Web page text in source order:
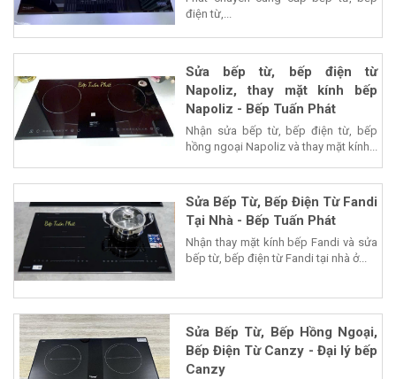
điện từ,...
Sửa bếp từ, bếp điện từ
Napoliz, thay mặt kính bếp
Napoliz - Bếp Tuấn Phát
Nhận sửa bếp từ, bếp điện từ, bếp
hồng ngoại Napoliz và thay mặt kính...
Sửa Bếp Từ, Bếp Điện Từ Fandi
Tại Nhà - Bếp Tuấn Phát
Nhận thay mặt kính bếp Fandi và sửa
bếp từ, bếp điện từ Fandi tại nhà ở...
Sửa Bếp Từ, Bếp Hồng Ngoại,
Bếp Điện Từ Canzy - Đại lý bếp
Canzy